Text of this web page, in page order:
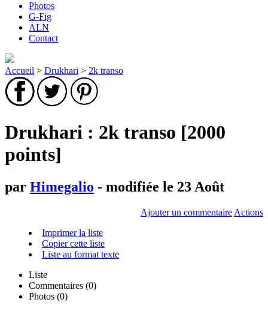
Photos
G-Fig
ALN
Contact
Accueil > Drukhari > 2k transo
Drukhari : 2k transo [2000
points]
par Himegalio - modifiée le 23 Août
Ajouter un commentaire Actions
Imprimer la liste
Copier cette liste
Liste au format texte
Liste
Commentaires (0)
Photos (0)